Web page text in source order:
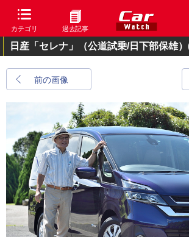
カテゴリ 過去記事
日産「セレナ」（公道試乗/日下部保雄）
前の画像